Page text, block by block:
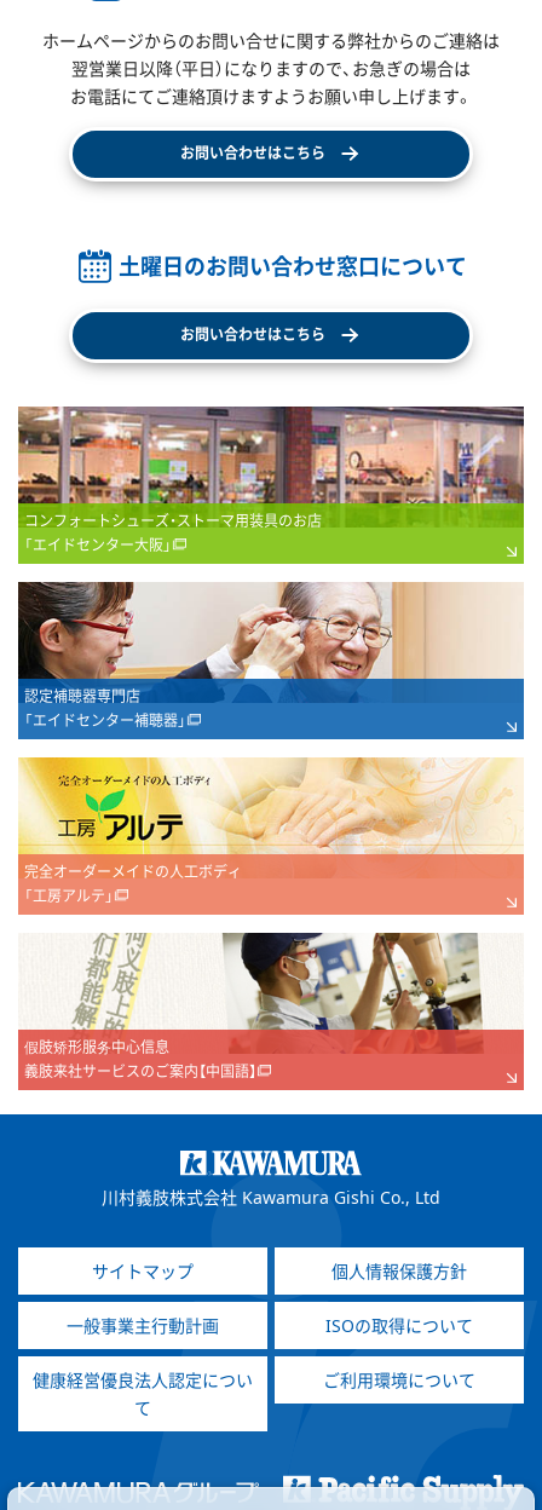
ホームページからのお問い合せに関する弊社からのご連絡は
翌営業日以降（平日）になりますので、 お急ぎの場合は
お電話にてご連絡頂けますようお願い申し上げます。
お問い合わせはこちら
土曜日のお問い合わせ窓口について
お問い合わせはこちら
コンフォートシューズ・ストーマ用装具のお店
「エイドセンター大阪」
認定補聴器専門店
「エイドセンター補聴器」
完全オーダーメイドの人工ボディ
「工房アルテ」
假肢矫形服务中心信息
義肢来社サービスのご案内【中国語】
川村義肢株式会社 Kawamura Gishi Co., Ltd
サイトマップ 個人情報保護方針
一般事業主行動計画 ISOの取得について
健康経営優良法人認定につい
て
ご利用環境について